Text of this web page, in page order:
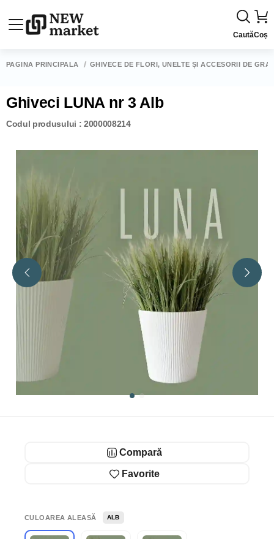
CautăCoș
PAGINA PRINCIPALĂ GHIVECE DE FLORI, UNELTE ȘI ACCESORII DE
Ghiveci LUNA nr 3 Alb
Codul produsului : 2000008214
Compară
Favorite
CULOAREA ALEASĂ ALB